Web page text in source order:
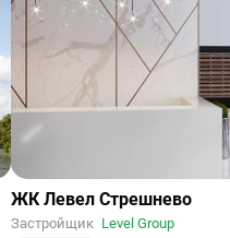
Ссылка
объект
ЖК Левел Стрешнево
Застройщик Level Group